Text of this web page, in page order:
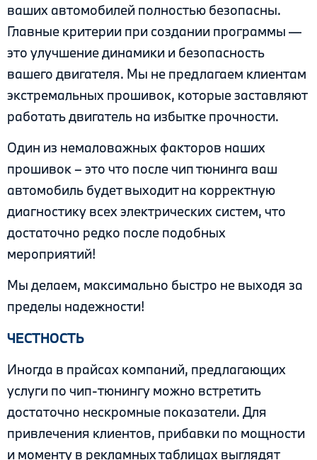
ваших автомобилей полностью безопасны.
Главные критерии при создании программы —
это улучшение динамики и безопасность
вашего двигателя. Мы не предлагаем клиентам
экстремальных прошивок, которые заставляют
работать двигатель на избытке прочности.
Один из немаловажных факторов наших
прошивок – это что после чип тюнинга ваш
автомобиль будет выходит на корректную
диагностику всех электрических систем, что
достаточно редко после подобных
мероприятий!
Мы делаем, максимально быстро не выходя за
пределы надежности!
ЧЕСТНОСТЬ
Иногда в прайсах компаний, предлагающих
услуги по чип-тюнингу можно встретить
достаточно нескромные показатели. Для
привлечения клиентов, прибавки по мощности
и моменту в рекламных таблицах выглядят